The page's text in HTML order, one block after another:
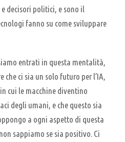
decisori politici, e sono il
fanno su come sviluppare
entrati in questa mentalità,
che ci sia un solo futuro per l’IA,
cui le macchine diventino
degli umani, e che questo sia
a ogni aspetto di questa
sappiamo se sia positivo. Ci